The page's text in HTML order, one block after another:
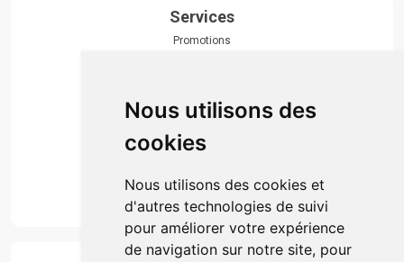
Nous utilisons des
cookies
Nous utilisons des cookies et
d'autres technologies de suivi
pour améliorer votre expérience
de navigation sur notre site, pour
Services
Promotions
Actualités & conseils
Événements
Marques
Suivez-nous